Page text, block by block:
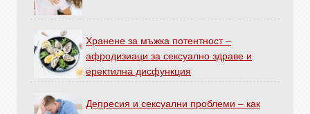
Хранене за мъжка потентност –
афродизиаци за сексуално здраве и
еректилна дисфункция
Депресия и сексуални проблеми – как